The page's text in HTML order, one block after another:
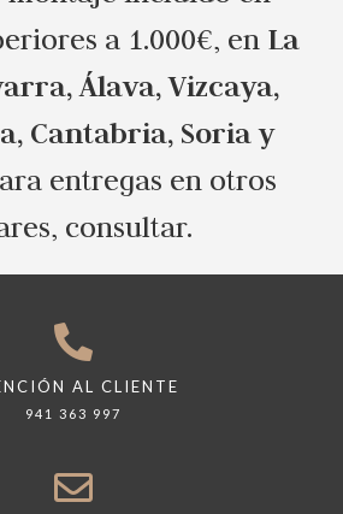
a 1.000€, en La
Álava, Vizcaya,
Cantabria, Soria y
entregas en otros
consultar.
AL CLIENTE
941 363 997